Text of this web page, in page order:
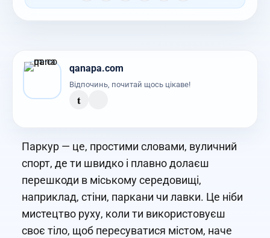
qanapa.com
Відпочинь, почитай щось цікаве!
t
Паркур — це, простими словами, вуличний
спорт, де ти швидко і плавно долаєш
перешкоди в міському середовищі,
наприклад, стіни, паркани чи лавки. Це ніби
мистецтво руху, коли ти використовуєш
своє тіло, щоб пересуватися містом, наче